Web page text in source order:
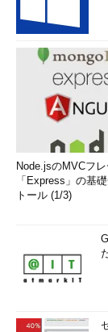
Node.jsのMVCフ
「Express」の基
トール (1/3)